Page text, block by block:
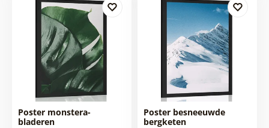
Poster monstera-
bladeren
Poster besneeuwde
bergketen